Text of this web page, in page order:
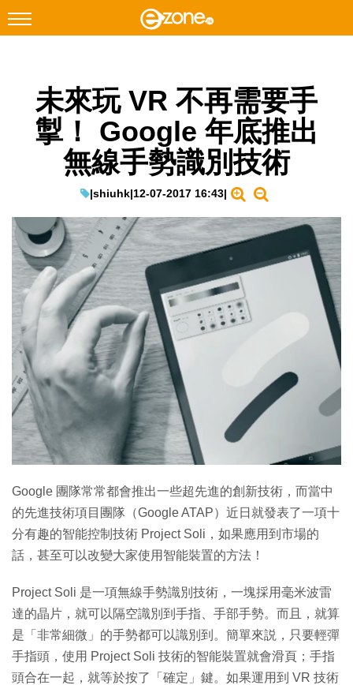
Facebook Instagram
科技焦點
教學評測
EduTech
IT Times
生成式AI與雲端應用
Enterprise Digital Transformation
特集
未來玩 VR 不再需要手
掣！ Google 年底推出
無線手勢識別技術
|shiuhk|12-07-2017 16:43|
Google 團隊常常都會推出一些超先進的創新技術，而當中
的先進技術項目團隊（Google ATAP）近日就發表了一項十
分有趣的智能控制技術 Project Soli，如果應用到市場的
話，甚至可以改變大家使用智能裝置的方法！
Project Soli 是一項無線手勢識別技術，一塊採用毫米波雷
達的晶片，就可以隔空識別到手指、手部手勢。而且，就算
是「非常細微」的手勢都可以識別到。簡單來説，只要輕彈
手指頭，使用 Project Soli 技術的智能裝置就會滑頁；手指
頭合在一起，就等於按了「確定」鍵。如果運用到 VR 技術